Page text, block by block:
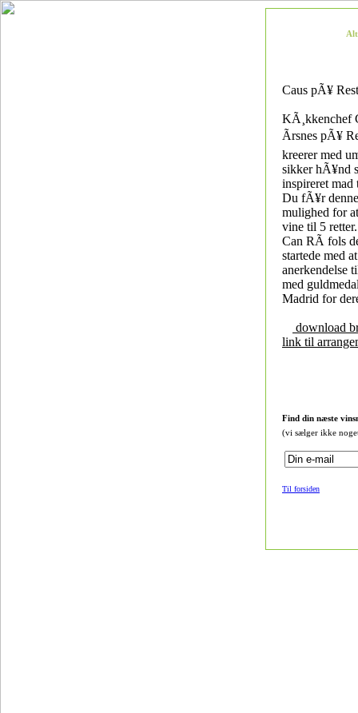
Caus pÃ¥
KÃ¸kkenchef
Ãrsnes pÃ¥
kreerer med
sikker hÃ¥nd
inspireret
Du fÃ¥r
mulighed for
vine til 5
Can RÃ fols
startede med
anerkendelse
med
Madrid for
download
link til
Find din næste
(vi sælger ikke
Til forsiden